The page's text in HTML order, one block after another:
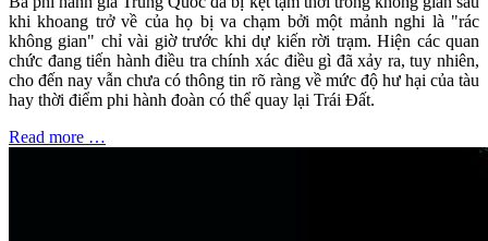
khi khoang trở về của họ bị va chạm bởi một mảnh nghi là "rác
không gian" chỉ vài giờ trước khi dự kiến rời trạm. Hiện các quan
chức đang tiến hành điều tra chính xác điều gì đã xảy ra, tuy nhiên,
cho đến nay vẫn chưa có thông tin rõ ràng về mức độ hư hại của tàu
hay thời điểm phi hành đoàn có thể quay lại Trái Đất.
Read more …